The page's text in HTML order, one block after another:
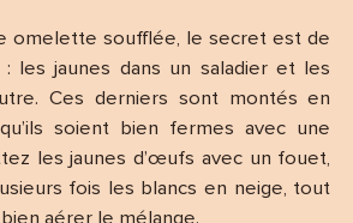
omelette soufflée, le secret est de
les jaunes dans un saladier et les
Ces derniers sont montés en
soient bien fermes avec une
les jaunes d’œufs avec un fouet,
fois les blancs en neige, tout